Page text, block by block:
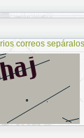
correos